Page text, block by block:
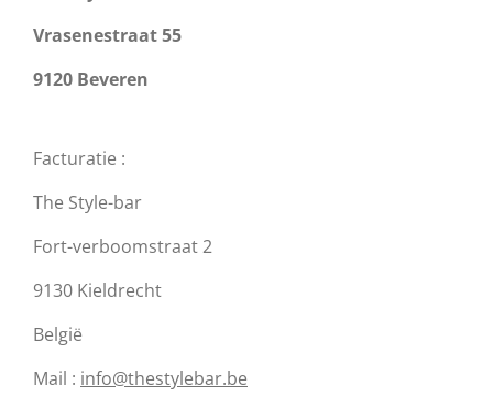
Vrasenestraat 55
9120 Beveren
Facturatie :
The Style-bar
Fort-verboomstraat 2
9130 Kieldrecht
België
Mail : info@thestylebar.be